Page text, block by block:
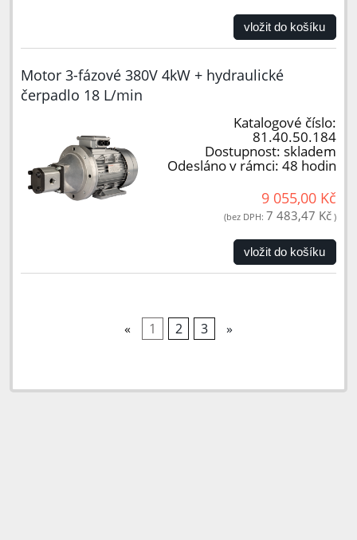
vložit do košíku
Motor 3-fázové 380V 4kW + hydraulické
čerpadlo 18 L/min
Katalogové číslo:
81.40.50.184
Dostupnost: skladem
Odesláno v rámci: 48 hodin
9 055,00 Kč
(bez DPH: 7 483,47 Kč )
vložit do košíku
« 1 2 3 »